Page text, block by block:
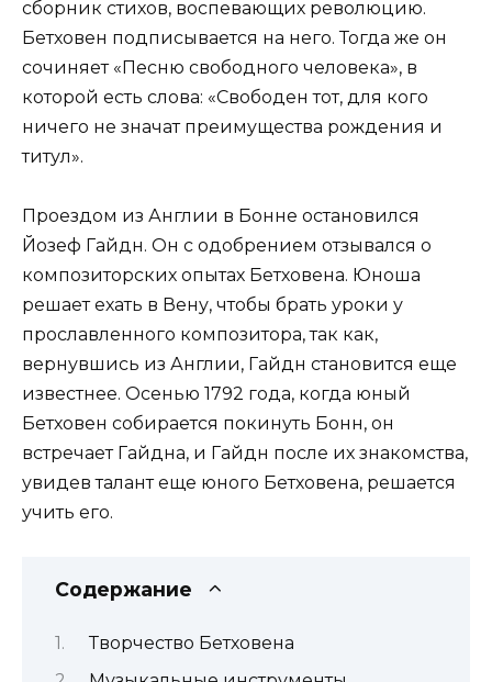
сборник стихов, воспевающих революцию.
Бетховен подписывается на него. Тогда же он
сочиняет «Песню свободного человека», в
которой есть слова: «Свободен тот, для кого
ничего не значат преимущества рождения и
титул».
Проездом из Англии в Бонне остановился
Йозеф Гайдн. Он с одобрением отзывался о
композиторских опытах Бетховена. Юноша
решает ехать в Вену, чтобы брать уроки у
прославленного композитора, так как,
вернувшись из Англии, Гайдн становится еще
известнее. Осенью 1792 года, когда юный
Бетховен собирается покинуть Бонн, он
встречает Гайдна, и Гайдн после их знакомства,
увидев талант еще юного Бетховена, решается
учить его.
Содержание
Творчество Бетховена